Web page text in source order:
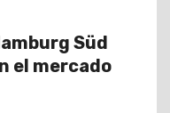
Süd
el mercado